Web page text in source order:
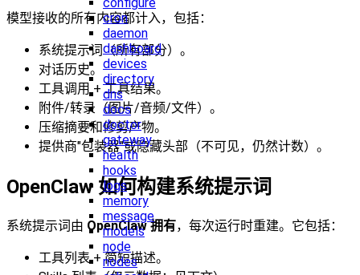
cron
daemon
dashboard
devices
directory
dns
docs
doctor
gateway
health
hooks
logs
memory
message
models
node
nodes
模型接收的所有内容都计入，包括：
系统提示词（所有部分）。
对话历史。
工具调用 + 工具结果。
附件/转录（图片/音频/文件）。
压缩摘要和修剪产物。
提供商"包装器"或隐藏头部（不可见，仍然计数）。
OpenClaw 如何构建系统提示词
系统提示词由 OpenClaw 拥有，每次运行时重建。它包括：
工具列表 + 简短描述。